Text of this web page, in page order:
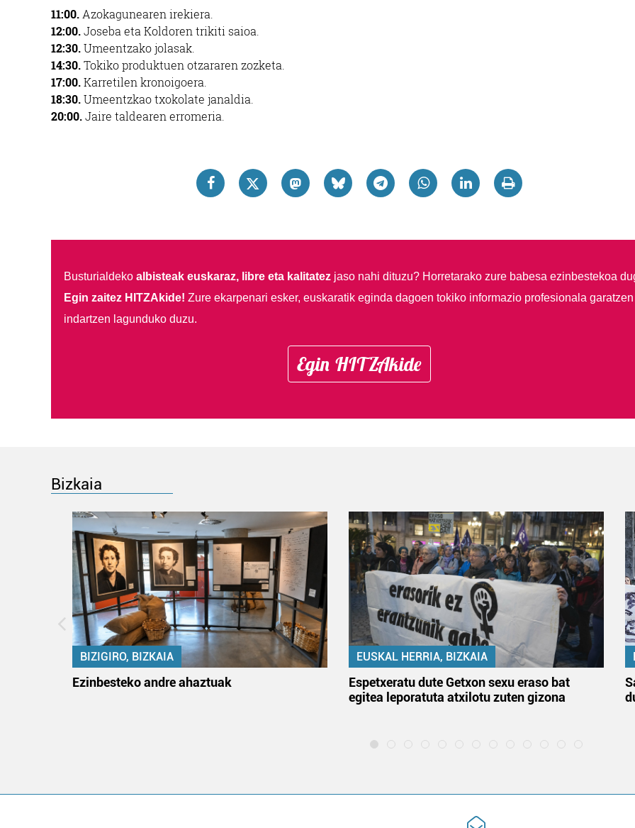
11:00. Azokagunearen irekiera.
12:00.Joseba eta Koldoren trikiti saioa.
12:30.Umeentzako jolasak.
14:30.Tokiko produktuen otzararen zozketa.
17:00.Karretilen kronoigoera.
18:30.Umeentzkao txokolate janaldia.
20:00.Jaire taldearen erromeria.
Busturialdeko albisteak euskaraz, libre eta kalitatezjaso nahi dituzu? Horretarako zure babesa ezinbestekoa
Egin zaitez HITZAkide! Zure ekarpenari esker, euskaratik eginda dagoen tokiko informazio profesionala garatzen
indartzen lagunduko duzu.
Egin HITZAkide
Bizkaia
BIZIGIRO, BIZKAIA
Ezinbesteko andre ahaztuak
EUSKAL HERRIA, BIZKAIA
Espetxeratu dute Getxon sexu eraso bat
egitea leporatuta atxilotu zuten gizona